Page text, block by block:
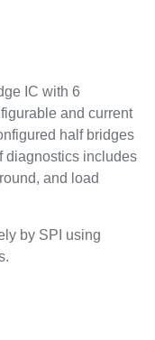
IC with 6
and current
half bridges
diagnostics includes
and load
by SPI using